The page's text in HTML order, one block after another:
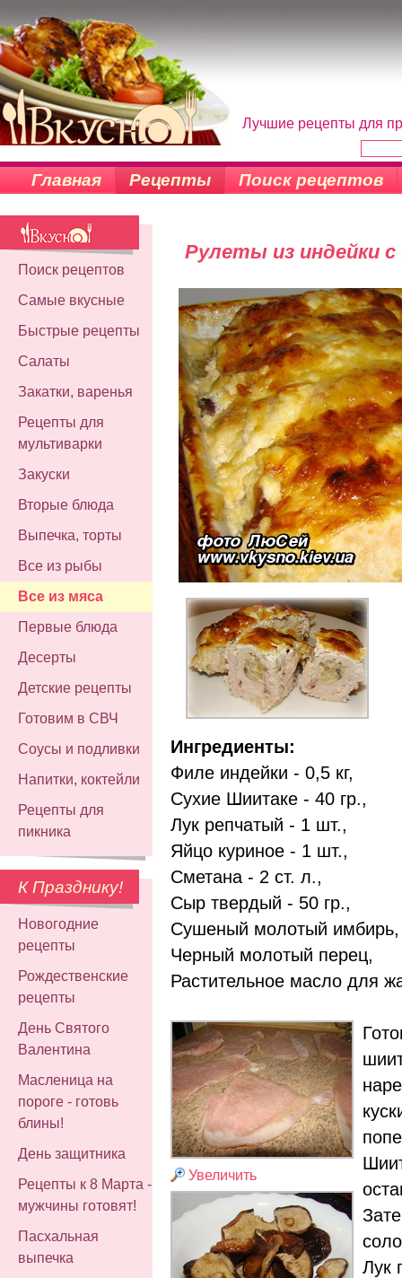
Лучшие рецепты для
Главная Рецепты Поиск рецептов
Поиск рецептов
Самые вкусные
Быстрые рецепты
Салаты
Закатки, варенья
Рецепты для
мультиварки
Закуски
Вторые блюда
Выпечка, торты
Все из рыбы
Все из мяса
Первые блюда
Десерты
Детские рецепты
Готовим в СВЧ
Соусы и подливки
Напитки, коктейли
Рецепты для
пикника
К Празднику!
Новогодние
рецепты
Рождественские
рецепты
День Святого
Валентина
Масленица на
пороге - готовь
блины!
День защитника
Рецепты к 8 Марта -
мужчины готовят!
Пасхальная
выпечка
Рулеты из индейки
Ингредиенты:
Филе индейки - 0,5 кг,
Сухие Шиитаке - 40 гр.,
Лук репчатый - 1 шт.,
Яйцо куриное - 1 шт.,
Сметана - 2 ст. л.,
Сыр твердый - 50 гр.,
Сушеный молотый имбирь,
Черный молотый перец,
Растительное масло для
Увеличить
Лук